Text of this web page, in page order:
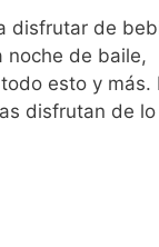
disfrutar de
noche de baile,
esto y más.
disfrutan de